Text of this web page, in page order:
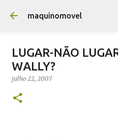
Pular para o
maquinomovel
LUGAR-NÃO
WALLY?
julho 22, 2007